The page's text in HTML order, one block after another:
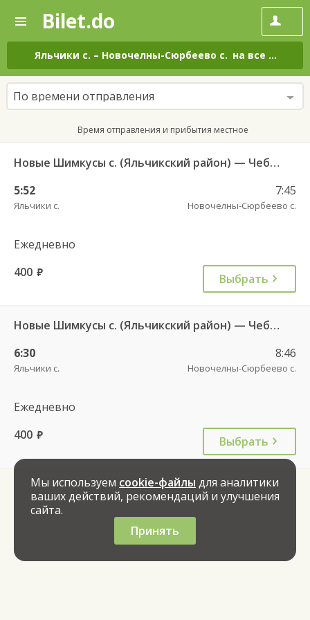
—
Поиск
и
покупка
билетов
на
автобус
онлайн
Bilet.do
Яльчики с. – Новочелны-Сюрбеево с. на все дни
По времени отправления
Время отправления и прибытия местное
Новые Шимкусы с. (Яльчикский район) — Чебоксары Центральный АВ 653
5:52
Яльчики с.
7:45
Новочелны-Сюрбеево с.
Ежедневно
400 руб. Выбрать
Новые Шимкусы с. (Яльчикский район) — Чебоксары Центральный АВ 653
6:30
Яльчики с.
8:46
Новочелны-Сюрбеево с.
Ежедневно
400 руб. Выбрать
Мы используем cookie-файлы для аналитики
ваших действий, рекомендаций и улучшения
сайта.
Принять